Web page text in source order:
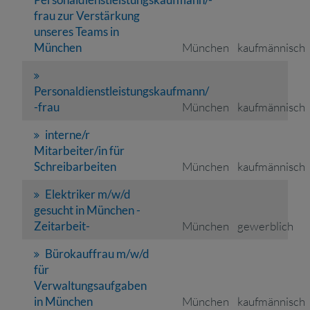
frau zur Verstärkung
unseres Teams in
München
München kaufmännisch
Personaldienstleistungskaufmann/
-frau
München
kaufmännisch
interne/r
Mitarbeiter/in für
Schreibarbeiten
München
kaufmännisch
Elektriker m/w/d
gesucht in München -
Zeitarbeit-
München
gewerblich
Bürokauffrau m/w/d
für
Verwaltungsaufgaben
in München
München kaufmännisch